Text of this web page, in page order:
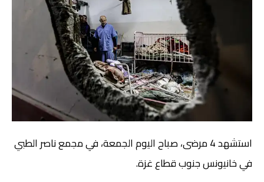
استشهد 4 مرضى، صباح اليوم الجمعة، في مجمع ناصر الطبي
في خانيونس جنوب قطاع غزة.